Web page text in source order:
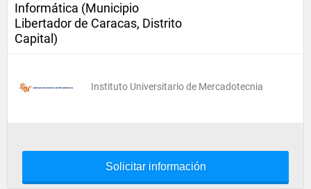
Informática (Municipio
Libertador de Caracas, Distrito
Capital)
Instituto Universitario de Mercadotecnia
Solicitar información